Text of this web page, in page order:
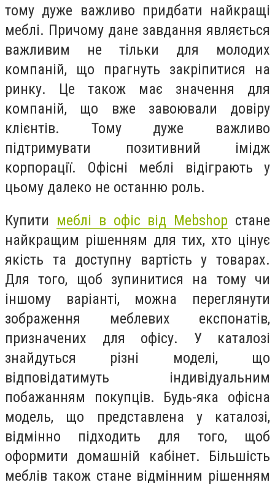
тому дуже важливо придбати найкращі
меблі. Причому дане завдання являється
важливим не тільки для молодих
компаній, що прагнуть закріпитися на
ринку. Це також має значення для
компаній, що вже завоювали довіру
клієнтів. Тому дуже важливо
підтримувати позитивний імідж
корпорації. Офісні меблі відіграють у
цьому далеко не останню роль.
Купити меблі в офіс від Mebshop стане
найкращим рішенням для тих, хто цінує
якість та доступну вартість у товарах.
Для того, щоб зупинитися на тому чи
іншому варіанті, можна переглянути
зображення меблевих експонатів,
призначених для офісу. У каталозі
знайдуться різні моделі, що
відповідатимуть індивідуальним
побажанням покупців. Будь-яка офісна
модель, що представлена у каталозі,
відмінно підходить для того, щоб
оформити домашній кабінет. Більшість
меблів також стане відмінним рішенням